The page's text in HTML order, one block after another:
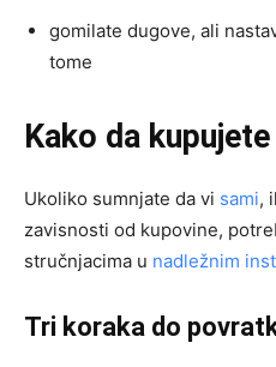
gomilate dugove, ali
tome
Kako da
Ukoliko sumnjate da vi sami,
zavisnosti od kupovine,
stručnjacima u nadležnim
Tri koraka do